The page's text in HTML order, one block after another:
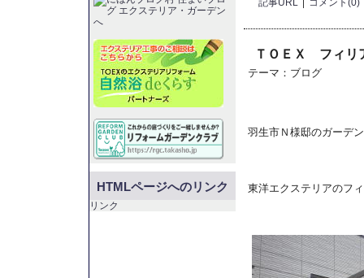
ＴＯＥＸ フィリ
テーマ： ブログ
羽生市Ｎ様邸のガーデ
東洋エクステリアのフ
HTMLページへのリンク
リンク